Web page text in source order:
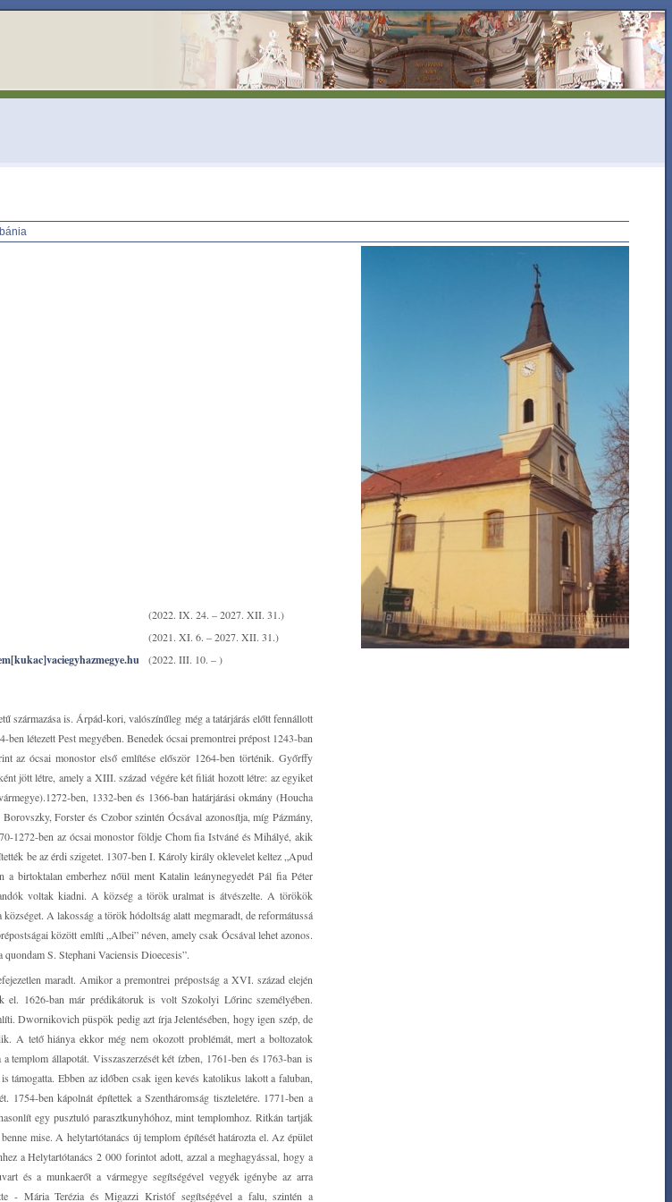
(2022. IX. 24. – 2027. XII. 31.)
(2021. XI. 6. – 2027. XII. 31.)
(2022. III. 10. – )
származása is. Árpád-kori, valószínűleg még a tatárjárás előtt fennállott
létezett Pest megyében. Benedek ócsai premontrei prépost 1243-ban
az ócsai monostor első említése először 1264-ben történik. Győrffy
jött létre, amely a XIII. század végére két filiát hozott létre: az egyiket
ben, 1332-ben és 1366-ban határjárási okmány (Houcha
Forster és Czobor szintén Ócsával azonosítja, míg Pázmány,
1272-ben az ócsai monostor földje Chom fia Istváné és Mihályé, akik
be az érdi szigetet. 1307-ben I. Károly király oklevelet keltez „Apud
a birtoktalan emberhez nőül ment Katalin leánynegyedét Pál fia Péter
voltak kiadni. A község a török uralmat is átvészelte. A törökök
A lakosság a török hódoltság alatt megmaradt, de reformátussá
között említi „Albei” néven, amely csak Ócsával lehet azonos.
S. Stephani Vaciensis Dioecesis”.
maradt. Amikor a premontrei prépostság a XVI. század elején
el. 1626-ban már prédikátoruk is volt Szokolyi Lőrinc személyében.
Dwornikovich püspök pedig azt írja Jelentésében, hogy igen szép, de
A tető hiánya ekkor még nem okozott problémát, mert a boltozatok
állapotát. Visszaszerzését két ízben, 1761-ben és 1763-ban is
támogatta. Ebben az időben csak igen kevés katolikus lakott a faluban,
1754-ben kápolnát építettek a Szentháromság tiszteletére. 1771-ben a
egy pusztuló parasztkunyhóhoz, mint templomhoz. Ritkán tartják
mise. A helytartótanács új templom építését határozta el. Az épület
a Helytartótanács 2 000 forintot adott, azzal a meghagyással, hogy a
és a munkaerőt a vármegye segítségével vegyék igénybe az arra
- Mária Terézia és Migazzi Kristóf segítségével a falu, szintén a